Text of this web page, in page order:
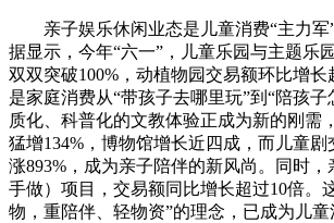
亲子娱乐休闲业态是儿童消费“主力军
据显示，今年“六一”，儿童乐园与主题乐
双双突破100%，动植物园交易额环比增长
是家庭消费从“带孩子去哪里玩”到“陪孩子
质化、科普化的文教体验正成为新的刚需
猛增134%，博物馆增长近四成，而儿童剧
涨893%，成为亲子陪伴的新风尚。同时
手做）项目，交易额同比增长超过10倍。
物，重陪伴、轻物资”的理念，已成为儿童